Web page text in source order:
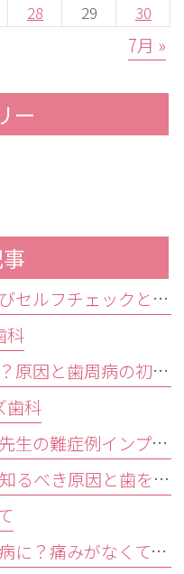
28 29 30
7月 »
ー
前歯が気になる方へ！歯並びセルフチェックと治療が必要な目安
科
歯みがきで歯ぐきから出血？原因と歯周病の初期症状・受診目安を解説
科
総院長はブラジルのロッシ先生の難症例インプラントオペ研修会に参加しました。
噛めないのは老化？60代が知るべき原因と歯を残す精密治療
歯並び放置でむし歯・歯周病に？痛みがなくても受診すべきサイン